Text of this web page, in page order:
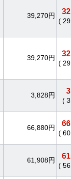
39,270円
(
39,270円
(
3,828円
(
66,880円
(
61,908円
(